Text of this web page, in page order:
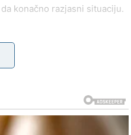
konačno razjasni situaciju.
da se primećuje. Devica je
za stvari koje